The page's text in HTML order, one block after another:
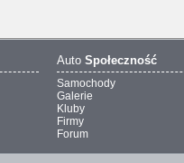
Auto Społeczność
Samochody
Galerie
Kluby
Firmy
Forum